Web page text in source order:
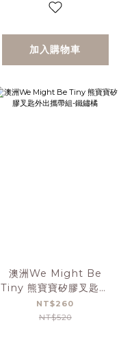
加入購物車
澳洲We Might Be
Tiny 熊寶寶矽膠叉匙外
出攜帶組-鐵鏽橘
NT$260
NT$520